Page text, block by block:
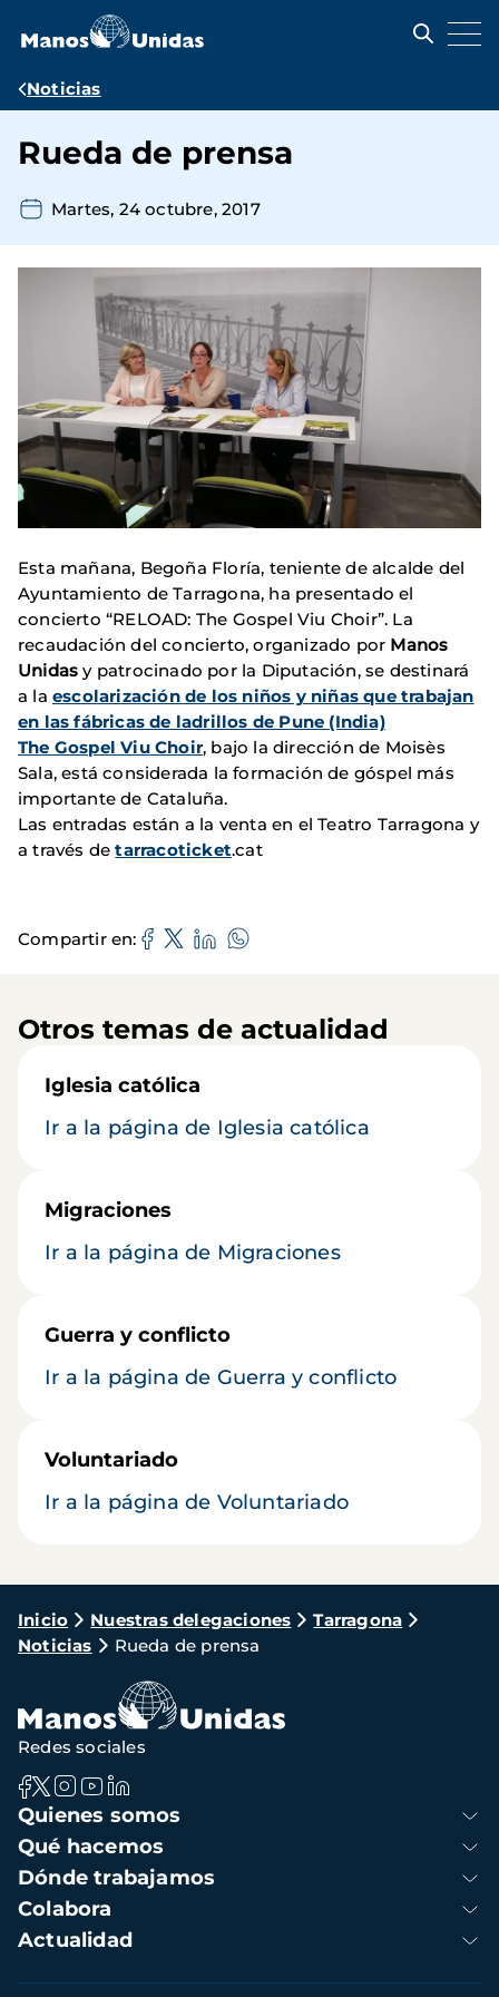
contenido
Ruta
navegación
Noticias
Rueda de prensa
Martes, 24 octubre, 2017
Esta mañana, Begoña Floría, teniente de alcalde del
Ayuntamiento de Tarragona, ha presentado el
concierto “RELOAD: The Gospel Viu Choir”. La
recaudación del concierto, organizado por Manos
Unidas y patrocinado por la Diputación, se destinará
a la escolarización de los niños y niñas que trabajan
en las fábricas de ladrillos de Pune (India)
The Gospel Viu Choir, bajo la dirección de Moisès
Sala, está considerada la formación de góspel más
importante de Cataluña.
Las entradas están a la venta en el Teatro Tarragona y
a través detarracoticket.cat
Compartir en
Otros temas de actualidad
Iglesia católica
Ir a la página de Iglesia católica
Migraciones
Ir a la página de Migraciones
Guerra y conflicto
Ir a la página de Guerra y conflicto
Voluntariado
Ir a la página de Voluntariado
Ruta
de
navegación
Inicio Nuestras delegaciones
Tarragona
Noticias
Rueda de prensa
Navegación
principal
Quienes somos
Qué hacemos
Dónde trabajamos
Colabora
Actualidad
Redes sociales